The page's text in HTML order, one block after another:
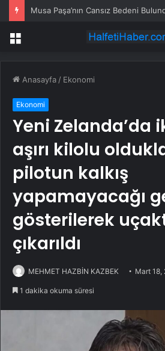
Musa Paşa’nın Cansız Bedeni
Menü
Anasayfa / Ekonomi
Ekonomi
Yeni Zelanda’da
aşırı kilolu
pilotun kalkış
yapamayacağı
gösterilerek
çıkarıldı
MEHMET HAZBİN KAZBEK Mart 18,
1 dakika okuma süresi